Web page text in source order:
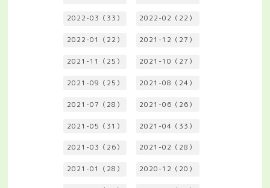
2022-03（33） 2022-02（22）
2022-01（22） 2021-12（27）
2021-11（25） 2021-10（27）
2021-09（25） 2021-08（24）
2021-07（28） 2021-06（26）
2021-05（31） 2021-04（33）
2021-03（26） 2021-02（28）
2021-01（28） 2020-12（20）